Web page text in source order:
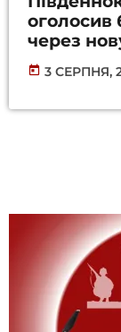
оголосив
через
today 3 СЕРПНЯ,